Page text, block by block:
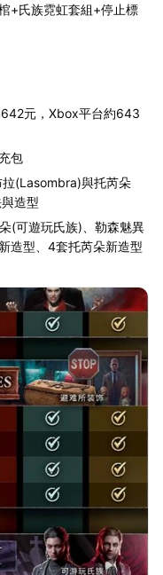
+氏族霓虹套組+停止標
元，Xbox平台約643
包
(Lasombra)與托芮朵
造型
(可遊玩氏族)、勒森魅異
造型、4套托芮朵新造型